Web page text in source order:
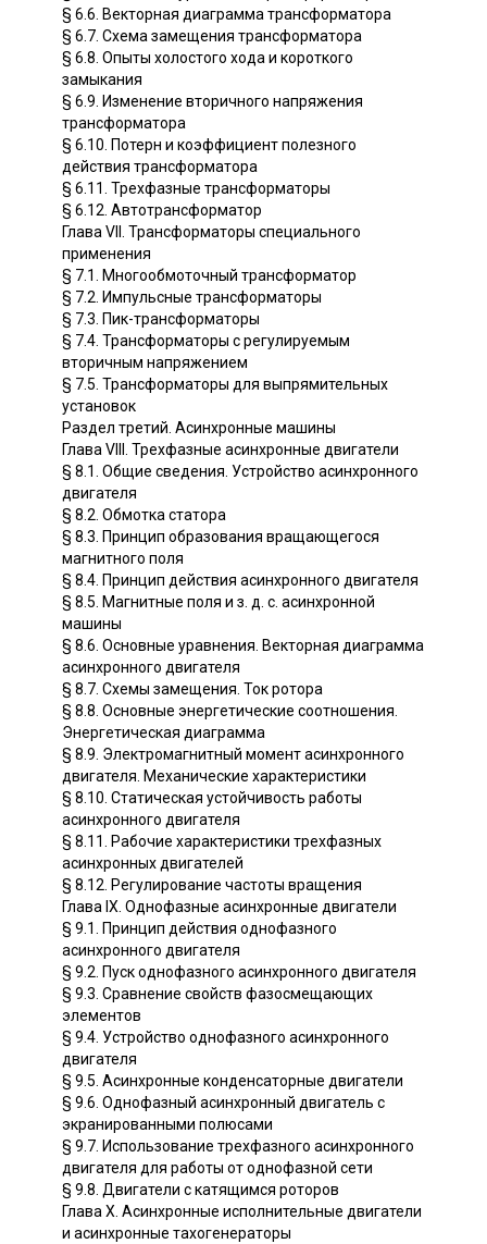
§ 6.6. Векторная диаграмма трансформатора
§ 6.7. Схема замещения трансформатора
§ 6.8. Опыты холостого хода и короткого
замыкания
§ 6.9. Изменение вторичного напряжения
трансформатора
§ 6.10. Потерн и коэффициент полезного
действия трансформатора
§ 6.11. Трехфазные трансформаторы
§ 6.12. Автотрансформатор
Глава VII. Трансформаторы специального
применения
§ 7.1. Многообмоточный трансформатор
§ 7.2. Импульсные трансформаторы
§ 7.3. Пик-трансформаторы
§ 7.4. Трансформаторы с регулируемым
вторичным напряжением
§ 7.5. Трансформаторы для выпрямительных
установок
Раздел третий. Асинхронные машины
Глава VIII. Трехфазные асинхронные двигатели
§ 8.1. Общие сведения. Устройство асинхронного
двигателя
§ 8.2. Обмотка статора
§ 8.3. Принцип образования вращающегося
магнитного поля
§ 8.4. Принцип действия асинхронного двигателя
§ 8.5. Магнитные поля и з. д. с. асинхронной
машины
§ 8.6. Основные уравнения. Векторная диаграмма
асинхронного двигателя
§ 8.7. Схемы замещения. Ток ротора
§ 8.8. Основные энергетические соотношения.
Энергетическая диаграмма
§ 8.9. Электромагнитный момент асинхронного
двигателя. Механические характеристики
§ 8.10. Статическая устойчивость работы
асинхронного двигателя
§ 8.11. Рабочие характеристики трехфазных
асинхронных двигателей
§ 8.12. Регулирование частоты вращения
Глава IX. Однофазные асинхронные двигатели
§ 9.1. Принцип действия однофазного
асинхронного двигателя
§ 9.2. Пуск однофазного асинхронного двигателя
§ 9.3. Сравнение свойств фазосмещающих
элементов
§ 9.4. Устройство однофазного асинхронного
двигателя
§ 9.5. Асинхронные конденсаторные двигатели
§ 9.6. Однофазный асинхронный двигатель с
экранированными полюсами
§ 9.7. Использование трехфазного асинхронного
двигателя для работы от однофазной сети
§ 9.8. Двигатели с катящимся роторов
Глава X. Асинхронные исполнительные двигатели
и асинхронные тахогенераторы